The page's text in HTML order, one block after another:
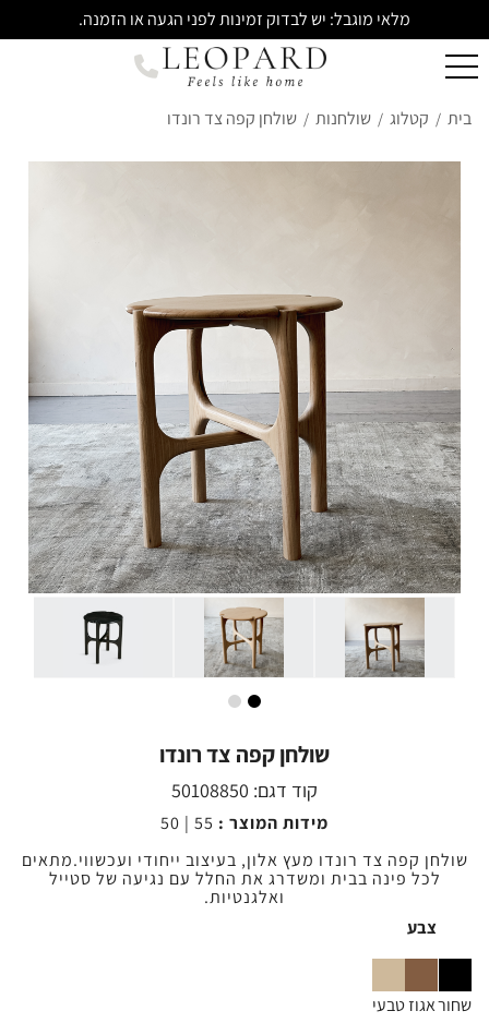
מלאי מוגבל: יש לבדוק זמינות לפני הגעה או הזמנה.
בית / קטלוג / שולחנות / שולחן קפה צד רונדו
שולחן קפה צד רונדו
קוד דגם: 50108850
מידות המוצר :
שולחן קפה צד רונדו מעץ אלון, בעיצוב ייחודי ועכשווי.מתאים
לכל פינה בבית ומשדרג את החלל עם נגיעה של סטייל
ואלגנטיות.
צבע
שחוראגוזטבעי